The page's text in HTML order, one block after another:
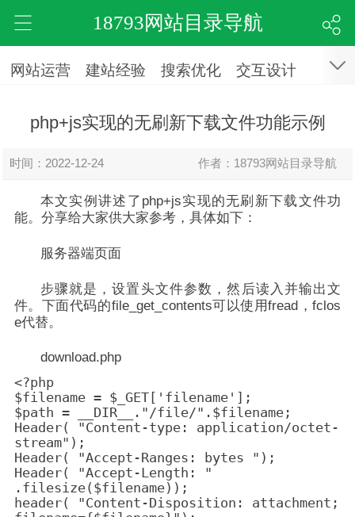
18793网站目录导航
网站运营 建站经验 搜索优化 交互设计
php+js实现的无刷新下载文件功能示例
时间：2022-12-24 作者：18793网站目录导航
本文实例讲述了php+js实现的无刷新下载文件功
能。分享给大家供大家参考，具体如下：
服务器端页面
步骤就是，设置头文件参数，然后读入并输出文
件。下面代码的file_get_contents可以使用fread，fclos
e代替。
download.php
<?php
$filename = $_GET['filename'];
$path = __DIR__."/file/".$filename;
Header( "Content-type: application/octet-
stream");
Header( "Accept-Ranges: bytes ");
Header( "Accept-Length: "
.filesize($filename));
header( "Content-Disposition: attachment;